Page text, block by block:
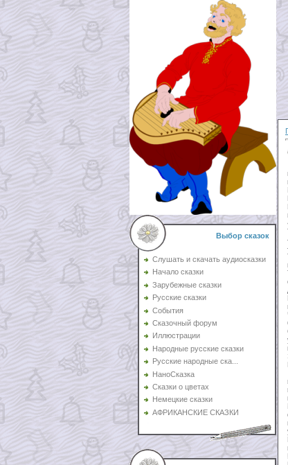
Выбор сказок
Слушать и скачать аудиосказки
Начало сказки
Зарубежные сказки
Русские сказки
События
Сказочный форум
Иллюстрации
Народные русские сказки
Русские народные ска...
НаноСказка
Сказки о цветах
Немецкие сказки
АФРИКАНСКИЕ СКАЗКИ